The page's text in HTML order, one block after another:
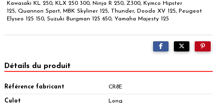
Kawasaki KL 250, KLX 250 300, Ninja R 250, Z300, Kymco Hipster
125, Quannon Sport, MBK Skyliner 125, Thunder, Doodo XV 125, Peugeot
Elyseo 125 150, Suzuki Burgman 125 650, Yamaha Majesty 125
Détails du produit
Référence fabricant CR8E
Culot Long